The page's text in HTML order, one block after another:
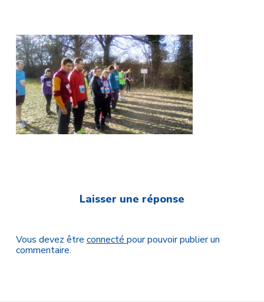
Laisser une réponse
Vous devez être connecté pour pouvoir publier un
commentaire.